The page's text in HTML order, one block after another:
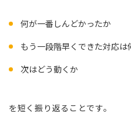
何が一番しんどかったか
もう一段階早くできた対応は
次はどう動くか
を短く振り返ることです。